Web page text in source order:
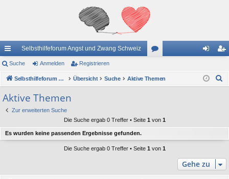
ch
ne
llz
ug
Selbsthilfeforum Angst und Zwang Schweiz
en m ist
Suche Anmelden Registrieren
Selbsthilfeforum Angst und Zwang Schweiz Übersicht Suche Aktive Themen
Aktive Themen
Zur erweiterten Suche
Die Suche ergab 0 Treffer • Seite 1 von 1
Es wurden keine passenden Ergebnisse gefunden.
Die Suche ergab 0 Treffer • Seite 1 von 1
Gehe zu